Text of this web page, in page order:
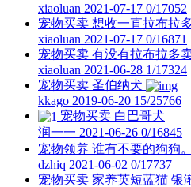
xiaoluan 2021-07-17 0/17052
宠物买卖 想收一直拉布拉
xiaoluan 2021-07-17 0/16871
宠物买卖 有没有拉布拉多
xiaoluan 2021-06-28 1/17324
宠物买卖 圣伯纳犬
kkago 2019-06-20 15/25766
宠物买卖 白巴哥犬
润一一 2021-06-26 0/16845
宠物领养 谁有不要的狗狗
dzhiq 2021-06-02 0/17737
宠物买卖 家养英短蓝猫 银